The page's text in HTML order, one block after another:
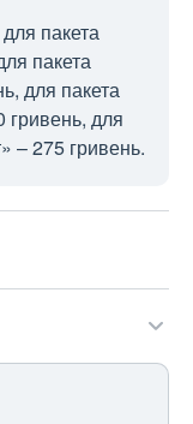
пакета
пакета
для пакета
гривень, для
– 275 гривень.